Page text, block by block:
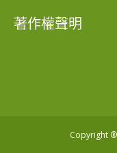
著作權聲明
Copyright